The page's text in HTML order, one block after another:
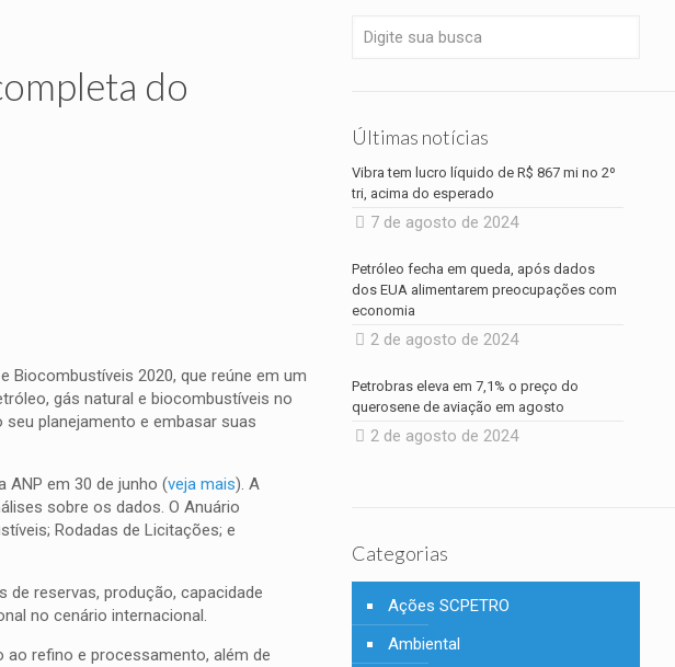
do
Biocombustíveis 2020, que reúne em um
gás natural e biocombustíveis no
planejamento e embasar suas
ANP em 30 de junho (veja mais). A
sobre os dados. O Anuário
Rodadas de Licitações; e
reservas, produção, capacidade
no cenário internacional.
refino e processamento, além de
Últimas notícias
Vibra tem lucro líquido de R$ 867 mi no 2º
tri, acima do esperado
7 de agosto de 2024
Petróleo fecha em queda, após dados
dos EUA alimentarem preocupações com
economia
2 de agosto de 2024
Petrobras eleva em 7,1% o preço do
querosene de aviação em agosto
2 de agosto de 2024
Categorias
Ações SCPETRO
Ambiental